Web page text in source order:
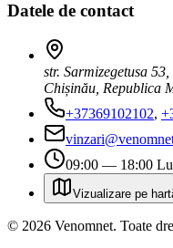
Datele de contact
str. Sarmizegetusa
Chișinău, Republica
+37369102102,
09:00 — 18:00
Vizualizare pe
© 2026 Venomnet. Toate